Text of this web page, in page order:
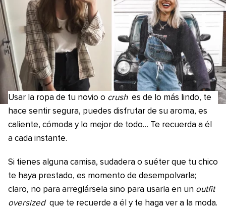
Usar la ropa de tu novio o crush es de lo más lindo, te
hace sentir segura, puedes disfrutar de su aroma, es
caliente, cómoda y lo mejor de todo… Te recuerda a él
a cada instante.
Si tienes alguna camisa, sudadera o suéter que tu chico
te haya prestado, es momento de desempolvarla;
claro, no para arreglársela sino para usarla en un outfit
oversized que te recuerde a él y te haga ver a la moda.